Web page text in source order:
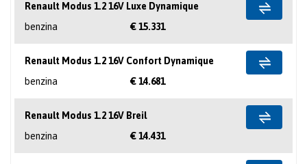
Renault Modus 1.2 16V Luxe Dynamique
benzina
€ 15.331
Renault Modus 1.2 16V Confort Dynamique
benzina
€ 14.681
Renault Modus 1.2 16V Breil
benzina
€ 14.431